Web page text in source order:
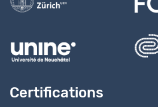
Certifications